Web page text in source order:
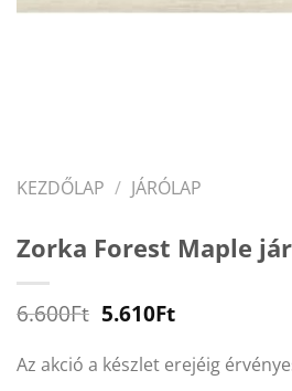
KEZDŐLAP / JÁRÓLAP
Zorka Forest Maple
6.600Ft Original
was:
6.600Ft.
5.610FtCurrent
is:
5.610Ft.
Az akció a készlet erejéig